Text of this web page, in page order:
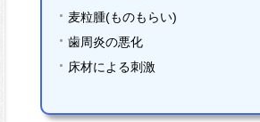
麦粒腫(ものもらい)
歯周炎の悪化
床材による刺激